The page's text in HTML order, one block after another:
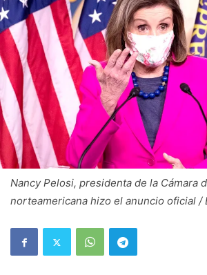
Nancy Pelosi, presidenta de la Cámara
norteamericana hizo el anuncio oficial /